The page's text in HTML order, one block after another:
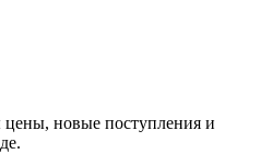
новые поступления и